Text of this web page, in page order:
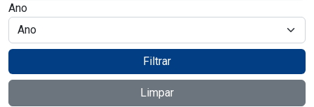
Serviços
Portal do Contribuinte
Notícias
Ano
Filtrar
Limpar